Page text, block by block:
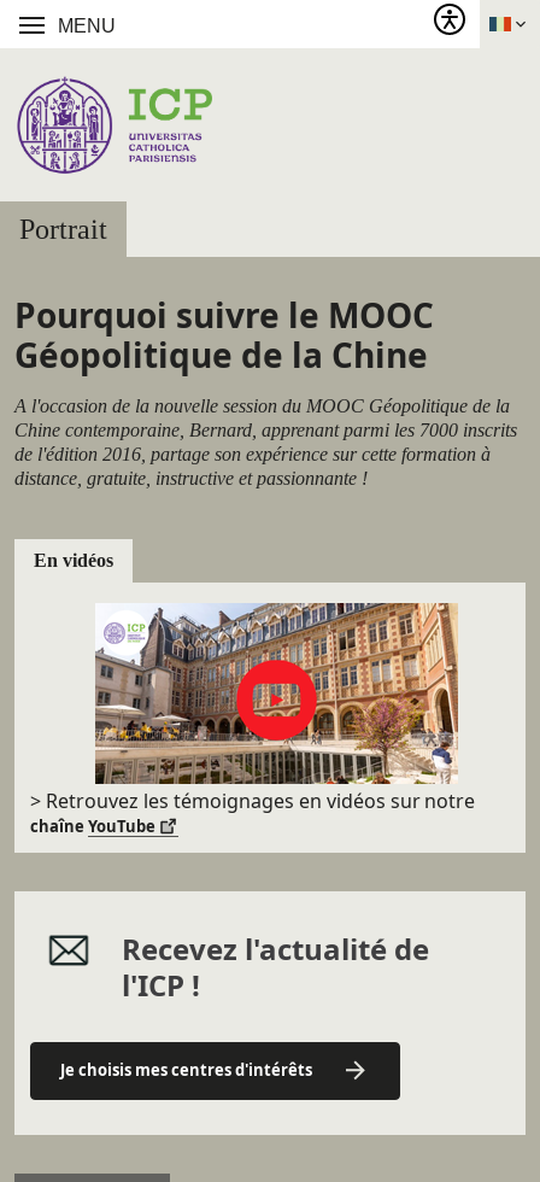
MENU
Portrait
Pourquoi suivre le MOOC
Géopolitique de la Chine
A l'occasion de la nouvelle session du MOOC Géopolitique de la
Chine contemporaine, Bernard, apprenant parmi les 7000 inscrits
de l'édition 2016, partage son expérience sur cette formation à
distance, gratuite, instructive et passionnante !
En vidéos
> Retrouvez les témoignages en vidéos surnotre
chaîne YouTube
Recevez l'actualité de
l'ICP !
Je choisis mes centres d'intérêts